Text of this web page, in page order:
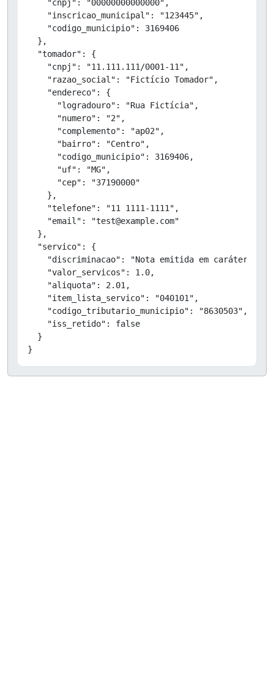
    "cnpj": "00000000000000",
    "inscricao_municipal": "123445",
    "codigo_municipio": 3169406
  },
  "tomador": {
    "cnpj": "11.111.111/0001-11",
    "razao_social": "Fictício Tomador",
    "endereco": {
      "logradouro": "Rua Fictícia",
      "numero": "2",
      "complemento": "ap02",
      "bairro": "Centro",
      "codigo_municipio": 3169406,
      "uf": "MG",
      "cep": "37190000"
    },
    "telefone": "11 1111-1111",
    "email": "test@example.com"
  },
  "servico": {
"discriminacao": "Nota emitida em caráter de
    "valor_servicos": 1.0,
    "aliquota": 2.01,
    "item_lista_servico": "040101",
    "codigo_tributario_municipio": "8630503",
    "iss_retido": false
  }
}